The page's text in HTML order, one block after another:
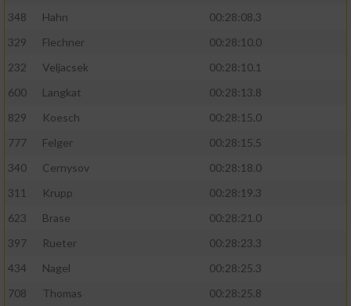
348
Hahn
00:28:08.3
329
Flechner
00:28:10.0
232
Veljacsek
00:28:10.1
600
Langkat
00:28:13.8
829
Koesch
00:28:15.0
777
Felger
00:28:15.5
340
Cernysov
00:28:18.0
311
Krupp
00:28:19.3
623
Brase
00:28:21.0
397
Rueter
00:28:23.3
434
Nagel
00:28:25.3
708
Thomas
00:28:25.8